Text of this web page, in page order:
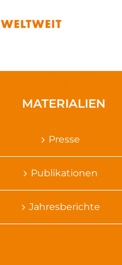
MATERIALIEN
Presse
Publikationen
Jahresberichte